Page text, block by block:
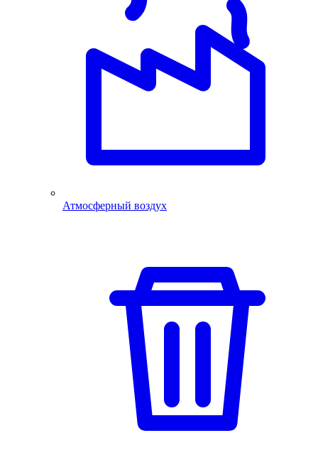
Атмосферный воздух